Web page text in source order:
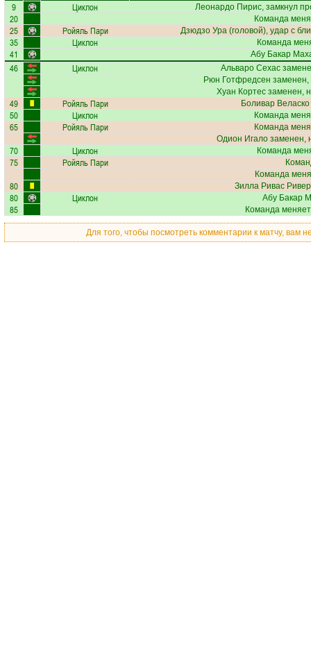
9 Циклон Леонардо Пирис, замкнул
20 Команда
25 Ройяль Пари Дзюдзо Ура (головой), удар с
35 Циклон Команда
41 Абу Бакар
46 Циклон Альваро Сехас
Рюн Готфредсен
Хуан Кортесзаменен,
49 Ройяль Пари Боливар Веласко
50 Циклон Команда
65 Ройяль Пари
Команда
Одион Игало заменен,
70 Циклон Команда
75 Ройяль Пари
Команда
80 Зилла Ривас
80 Циклон Абу Бакар
85 Команда
Для того, чтобы посмотреть комментарии к матчу, вам